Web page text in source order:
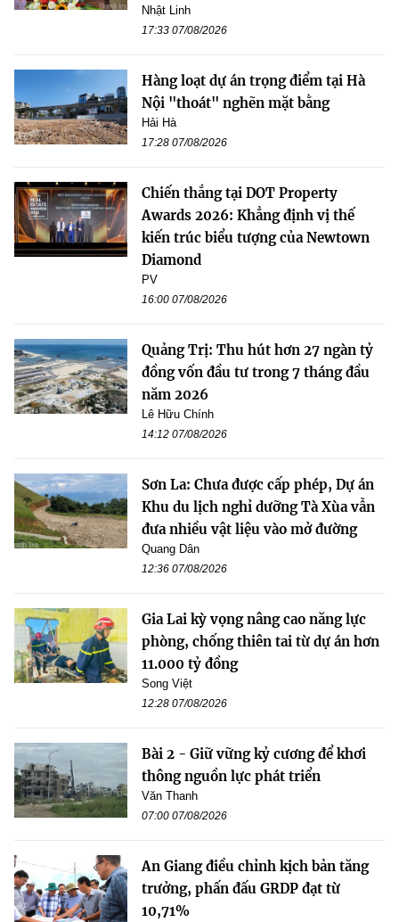
Nhật Linh
17:33 07/08/2026
Hàng loạt dự án trọng điểm tại Hà
Nội "thoát" nghẽn mặt bằng
Hải Hà
17:28 07/08/2026
Chiến thắng tại DOT Property
Awards 2026: Khẳng định vị thế
kiến trúc biểu tượng của Newtown
Diamond
PV
16:00 07/08/2026
Quảng Trị: Thu hút hơn 27 ngàn tỷ
đồng vốn đầu tư trong 7 tháng đầu
năm 2026
Lê Hữu Chính
14:12 07/08/2026
Sơn La: Chưa được cấp phép, Dự án
Khu du lịch nghỉ dưỡng Tà Xùa vẫn
đưa nhiều vật liệu vào mở đường
Quang Dân
12:36 07/08/2026
Gia Lai kỳ vọng nâng cao năng lực
phòng, chống thiên tai từ dự án hơn
11.000 tỷ đồng
Song Việt
12:28 07/08/2026
Bài 2 - Giữ vững kỷ cương để khơi
thông nguồn lực phát triển
Văn Thanh
07:00 07/08/2026
An Giang điều chỉnh kịch bản tăng
trưởng, phấn đấu GRDP đạt từ
10,71%